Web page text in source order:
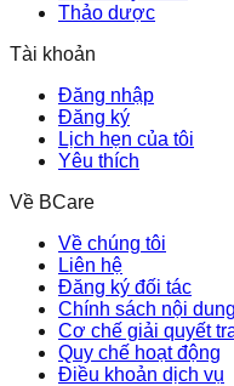
Thảo dược
Tài khoản
Đăng nhập
Đăng ký
Lịch hẹn của tôi
Yêu thích
Về BCare
Về chúng tôi
Liên hệ
Đăng ký đối tác
Chính sách nội dung
Cơ chế giải quyết
Quy chế hoạt động
Điều khoản dịch vụ